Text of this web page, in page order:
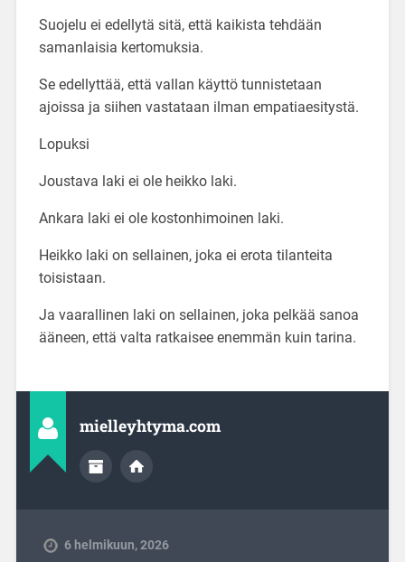
Suojelu ei edellytä sitä, että kaikista tehdään
samanlaisia kertomuksia.
Se edellyttää, että vallan käyttö tunnistetaan
ajoissa ja siihen vastataan ilman empatiaesitystä.
Lopuksi
Joustava laki ei ole heikko laki.
Ankara laki ei ole kostonhimoinen laki.
Heikko laki on sellainen, joka ei erota tilanteita
toisistaan.
Ja vaarallinen laki on sellainen, joka pelkää sanoa
ääneen, että valta ratkaisee enemmän kuin tarina.
mielleyhtyma.com
6 helmikuun, 2026